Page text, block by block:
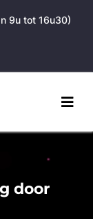
9u tot 16u30)
door